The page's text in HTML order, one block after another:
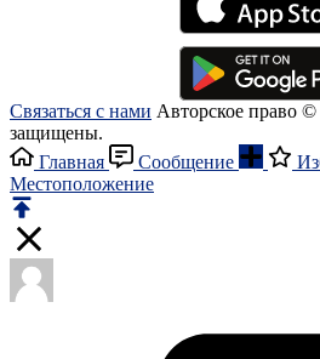
Связаться с нами Авторское право
защищены.
Главная
Сообщение
Местоположение